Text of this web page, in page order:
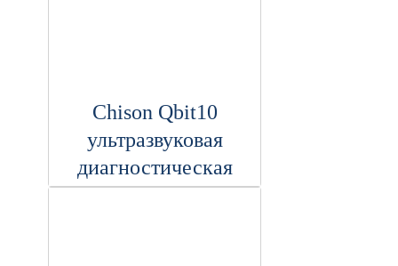
Chison Qbit10
ультразвуковая
диагностическая
система